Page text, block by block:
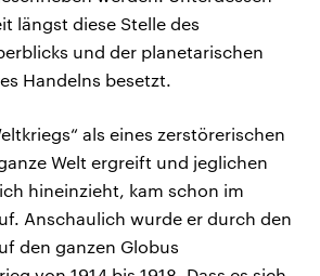
längst diese Stelle des
und der planetarischen
Handelns besetzt.
als eines zerstörerischen
Welt ergreift und jeglichen
hineinzieht, kam schon im
Anschaulich wurde er durch den
den ganzen Globus